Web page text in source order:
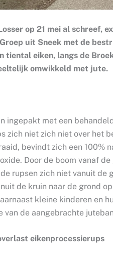
op 21 mei al schreef,
uit Sneek met de
tiental eiken, langs de
omwikkeld met jute.
ingepakt met een
zich niet zich niet over het
bevindt zich een 100%
Door de boom vanaf
rupsen zich niet vanuit de
de kruin naar de grond
kleine kinderen en
van de aangebrachte
eikenprocessierups